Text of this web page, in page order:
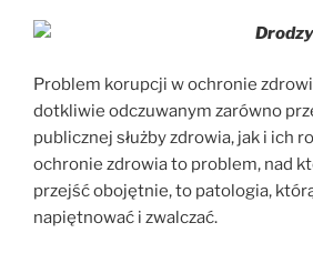
Problem korupcji w ochronie
dotkliwie odczuwanym zarówno
publicznej służby zdrowia, jak i ich
ochronie zdrowia to problem, nad
przejść obojętnie, to patologia,
napiętnować i zwalczać.